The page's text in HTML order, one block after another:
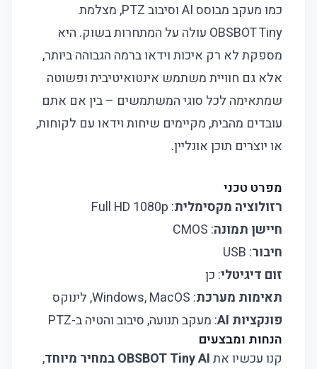
כמו מעקב מבוסס AI וסיבוב PTZ, מצלמת
OBSBOT Tiny עולה על המתחרות בשוק. היא
מספקת לא רק איכות וידאו ברמה הגבוהה ביותר,
אלא גם חוויית משתמש אינטואיטיבית ופשוטה
שמתאימה לכל סוגי המשתמשים – בין אם אתם
עובדים מהבית, מקיימים שיחות וידאו עם לקוחות,
או יוצרים תוכן אונליין.
מפרט טכני
רזולוציה מקסימלית: Full HD 1080p
חיישן תמונה: CMOS
חיבור: USB
זום דיגיטלי: כן
תאימות מערכת: Windows, MacOS, לינוקס
פונקציות AI
: מעקב תנועה, סיבוב והטיה ב-PTZ
הנחות ומבצעים
קנו עכשיו אתOBSBOT Tiny AI במחיר מיוחד
,